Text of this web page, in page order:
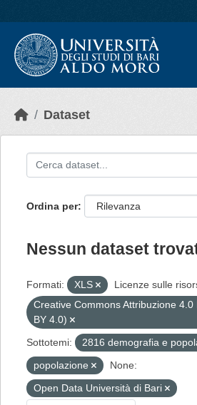
Dataset
Ordina per
Nessun dataset
Formati: XLS
Licenze sulle
Creative Commons Attribuzione
BY 4.0)
Sottotemi:
2816 demografia e
popolazione
None:
Open Data Università di Bari